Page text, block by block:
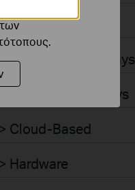
Gateways
5G WiFi Gateways
Integrated Gateways
> Cloud-Based
Hardware